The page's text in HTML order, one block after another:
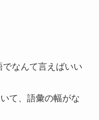
でなんて言えばいい
て、語彙の幅がな